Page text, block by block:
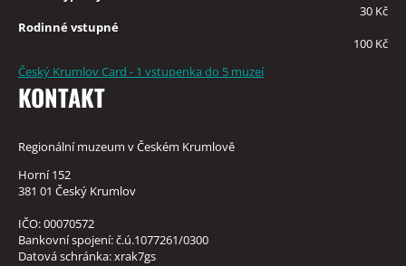
30 Kč
Rodinné vstupné
100 Kč
Český Krumlov Card - 1 vstupenka do 5 muzeí
KONTAKT
Regionální muzeum v Českém Krumlově
Horní 152
381 01 Český Krumlov
IČO: 00070572
Bankovní spojení: č.ú.1077261/0300
Datová schránka: xrak7gs